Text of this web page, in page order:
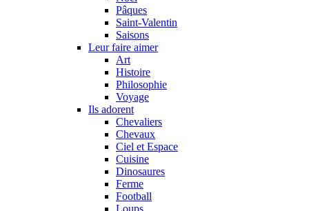
Pâques
Saint-Valentin
Saisons
Leur faire aimer
Art
Histoire
Philosophie
Voyage
Ils adorent
Chevaliers
Chevaux
Ciel et Espace
Cuisine
Dinosaures
Ferme
Football
Loups